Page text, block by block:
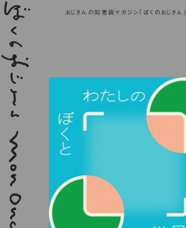
おじさんの知恵袋マガジン『ぼくのおじさん』